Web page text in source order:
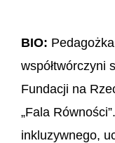
BIO:
współtwórczyni
Fundacji na
„Fala
inkluzywnego,